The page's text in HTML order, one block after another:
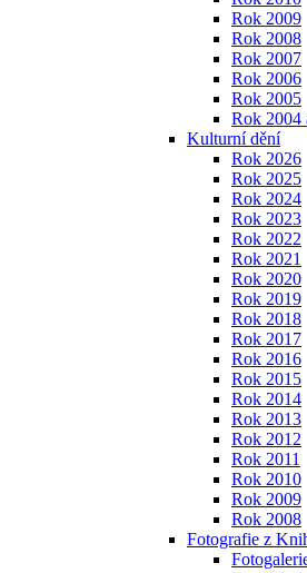
Rok 2009
Rok 2008
Rok 2007
Rok 2006
Rok 2005
Rok 2004
Kulturní dění
Rok 2026
Rok 2025
Rok 2024
Rok 2023
Rok 2022
Rok 2021
Rok 2020
Rok 2019
Rok 2018
Rok 2017
Rok 2016
Rok 2015
Rok 2014
Rok 2013
Rok 2012
Rok 2011
Rok 2010
Rok 2009
Rok 2008
Fotografie z